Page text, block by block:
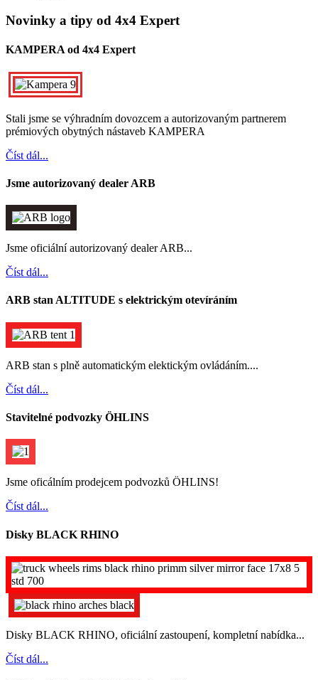
Novinky a tipy od 4x4 Expert
KAMPERA od 4x4 Expert
Stali jsme se výhradním dovozcem a autorizovaným partnerem
prémiových obytných nástaveb KAMPERA
Číst dál...
Jsme autorizovaný dealer ARB
Jsme oficiální autorizovaný dealer ARB...
Číst dál...
ARB stan ALTITUDE s elektrickým otevíráním
ARB stan s plně automatickým elektickým ovládáním....
Číst dál...
Stavitelné podvozky ÖHLINS
Jsme oficálním prodejcem podvozků ÖHLINS!
Číst dál...
Disky BLACK RHINO
Disky BLACK RHINO, oficiální zastoupení, kompletní nabídka...
Číst dál...